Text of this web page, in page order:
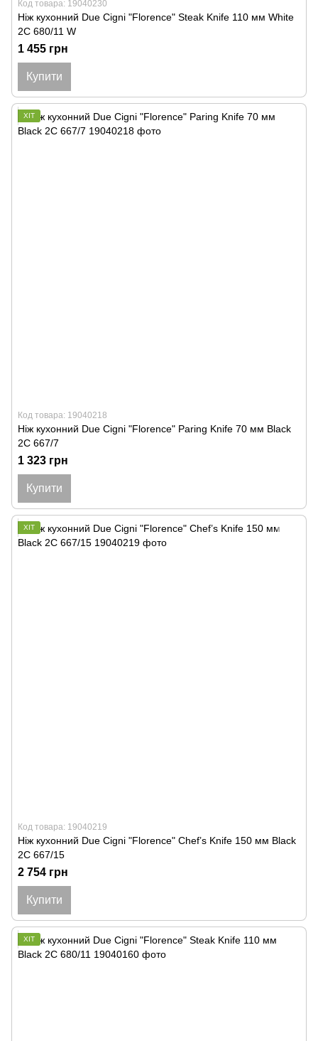
Код товара: 19040230
Ніж кухонний Due Cigni "Florence" Steak Knife 110 мм White
2C 680/11 W
1 455 грн
Купити
ХІТ
Код товара: 19040218
Ніж кухонний Due Cigni "Florence" Paring Knife 70 мм Black
2C 667/7
1 323 грн
Купити
ХІТ
Код товара: 19040219
Ніж кухонний Due Cigni "Florence" Chef’s Knife 150 мм Black
2C 667/15
2 754 грн
Купити
ХІТ